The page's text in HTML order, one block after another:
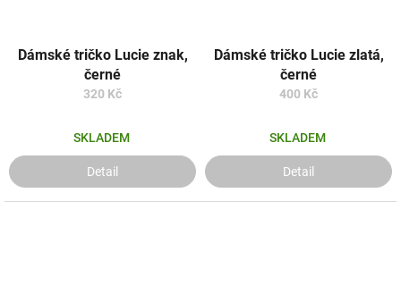
Dámské tričko Lucie znak,
černé
320 Kč
SKLADEM
Detail
Dámské tričko Lucie zlatá,
černé
400 Kč
SKLADEM
Detail